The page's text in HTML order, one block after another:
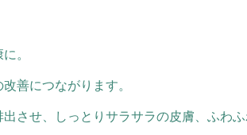
。
善につながります。
させ、しっとりサラサラの皮膚、ふわ